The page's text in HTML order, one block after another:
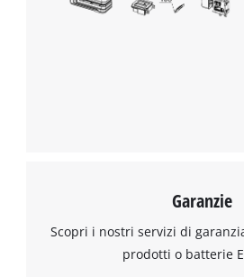
Garanzie
Scopri i nostri servizi di
prodotti o batterie